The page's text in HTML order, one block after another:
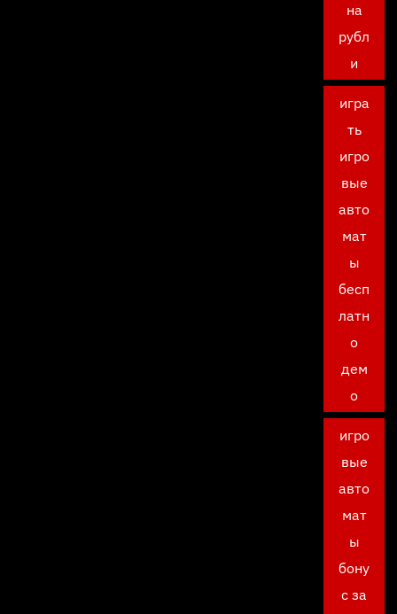
на
рубл
и
игра
ть
игро
вые
авто
мат
ы
бесп
латн
о
дем
о
игро
вые
авто
мат
ы
бону
с за